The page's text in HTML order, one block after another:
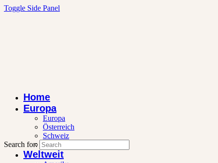
Toggle Side Panel
Home
Europa
Europa
Österreich
Schweiz
Wintersport
Weltweit
Search for: